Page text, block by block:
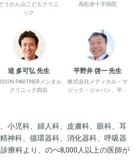
どうかん山こどもクリニ
ック
高松赤十字病院
堤 多可弘 先生
PARTNERメンタル
クリニック四谷
平野井 啓一 先生
株式会社メディカル・マ
ジック・ジャパン、平野
小児科、婦人科、皮膚科、眼科、耳
神科、循環器科、消化器科、呼吸器
療科より、のべ8,000人以上の医師が